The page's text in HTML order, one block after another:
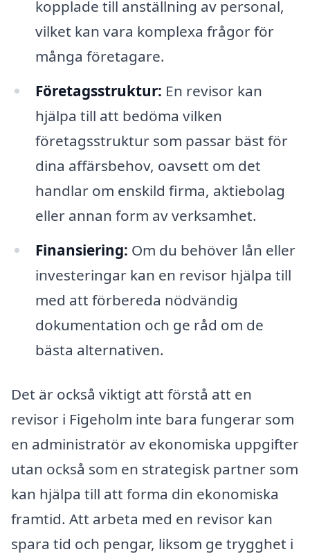
kopplade till anställning av personal,
vilket kan vara komplexa frågor för
många företagare.
Företagsstruktur: En revisor kan
hjälpa till att bedöma vilken
företagsstruktur som passar bäst för
dina affärsbehov, oavsett om det
handlar om enskild firma, aktiebolag
eller annan form av verksamhet.
Finansiering: Om du behöver lån eller
investeringar kan en revisor hjälpa till
med att förbereda nödvändig
dokumentation och ge råd om de
bästa alternativen.
Det är också viktigt att förstå att en
revisor i Figeholm inte bara fungerar som
en administratör av ekonomiska uppgifter
utan också som en strategisk partner som
kan hjälpa till att forma din ekonomiska
framtid. Att arbeta med en revisor kan
spara tid och pengar, liksom ge trygghet i